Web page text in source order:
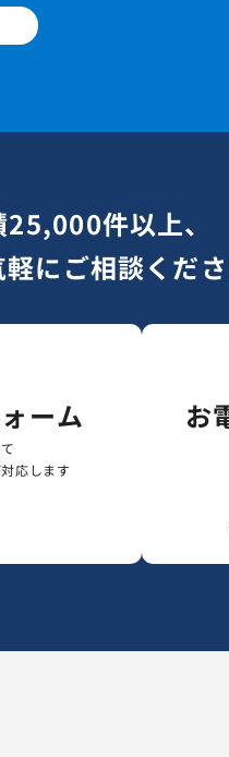
件以上、
にご相談くだ
ーム
応します
お